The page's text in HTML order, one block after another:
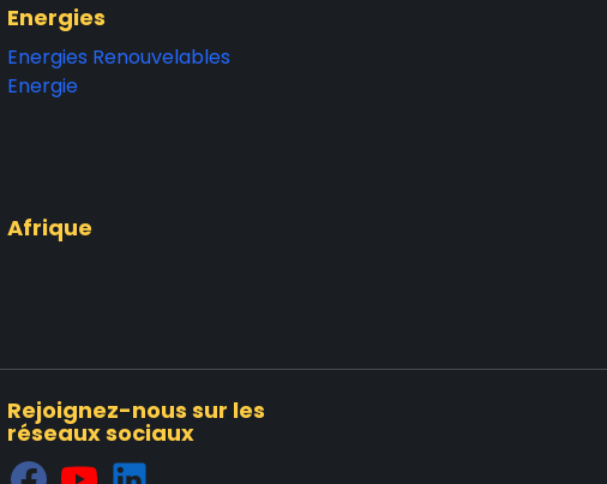
Energies
Energies Renouvelables
Energie
Afrique
Rejoignez-nous sur les
réseaux sociaux